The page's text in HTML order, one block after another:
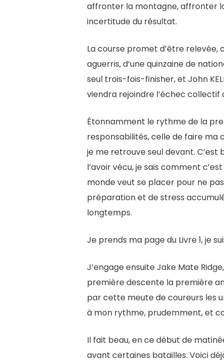
affronter la montagne, affronter
incertitude du résultat.
La course promet d’être
aguerris, d’une quinzaine de
seul trois-fois-finisher, et John
viendra rejoindre l’échec collectif
Étonnamment le rythme de la
responsabilités, celle de faire ma
je me retrouve seul devant. C’est
l’avoir vécu, je sais comment
monde veut se placer pour ne
préparation et de stress
longtemps.
Je prends ma page du Livre 1, je
J’engage ensuite Jake Mate
première descente la première
par cette meute de coureurs les
à mon rythme, prudemment, et
Il fait beau, en ce début de
avant certaines batailles. Voici